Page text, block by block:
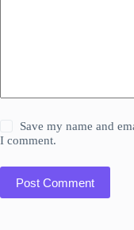
Save my name and
I comment.
Post Comment